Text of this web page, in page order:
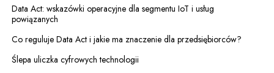
Data Act: wskazówki operacyjne dla segmentu IoT i usług
powiązanych
Co reguluje Data Act i jakie ma znaczenie dla przedsiębiorców?
Ślepa uliczka cyfrowych technologii